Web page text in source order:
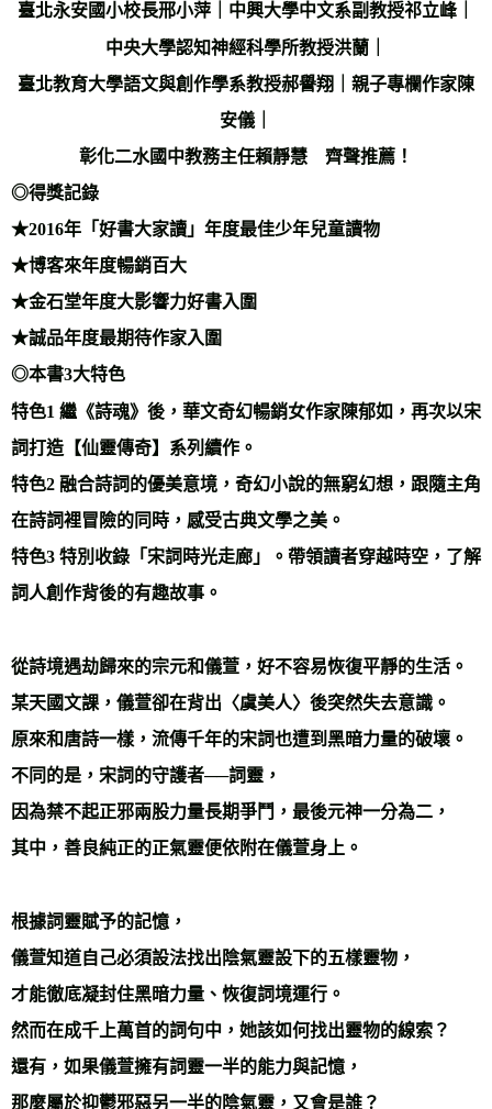
臺北永安國小校長邢小萍｜中興大學中文系副教授祁立峰｜
中央大學認知神經科學所教授洪蘭｜
臺北教育大學語文與創作學系教授郝譽翔｜親子專欄作家陳
安儀｜
彰化二水國中教務主任賴靜慧 齊聲推薦！
◎得獎記錄
★2016年「好書大家讀」年度最佳少年兒童讀物
★博客來年度暢銷百大
★金石堂年度大影響力好書入圍
★誠品年度最期待作家入圍
◎本書3大特色
特色1 繼《詩魂》後，華文奇幻暢銷女作家陳郁如，再次以宋
詞打造【仙靈傳奇】系列續作。
特色2 融合詩詞的優美意境，奇幻小說的無窮幻想，跟隨主角
在詩詞裡冒險的同時，感受古典文學之美。
特色3 特別收錄「宋詞時光走廊」。帶領讀者穿越時空，了解
詞人創作背後的有趣故事。
從詩境遇劫歸來的宗元和儀萱，好不容易恢復平靜的生活。
某天國文課，儀萱卻在背出〈虞美人〉後突然失去意識。
原來和唐詩一樣，流傳千年的宋詞也遭到黑暗力量的破壞。
不同的是，宋詞的守護者──詞靈，
因為禁不起正邪兩股力量長期爭鬥，最後元神一分為二，
其中，善良純正的正氣靈便依附在儀萱身上。
根據詞靈賦予的記憶，
儀萱知道自己必須設法找出陰氣靈設下的五樣靈物，
才能徹底凝封住黑暗力量、恢復詞境運行。
然而在成千上萬首的詞句中，她該如何找出靈物的線索？
還有，如果儀萱擁有詞靈一半的能力與記憶，
那麼屬於抑鬱邪惡另一半的陰氣靈，又會是誰？